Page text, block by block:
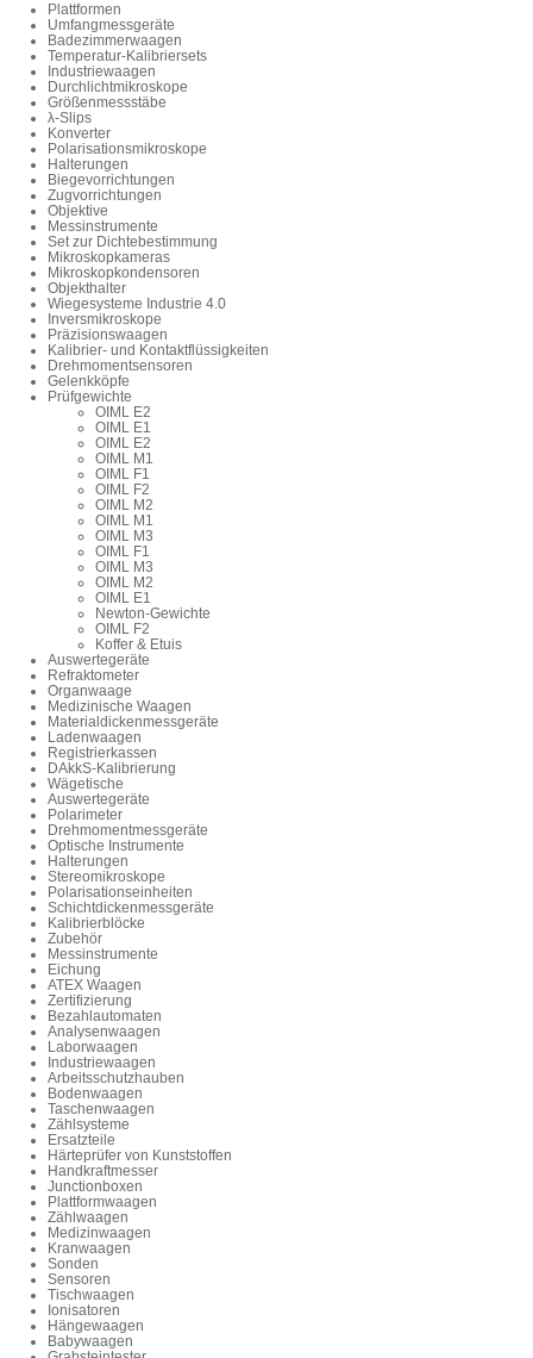
Plattformen
Umfangmessgeräte
Badezimmerwaagen
Temperatur-Kalibriersets
Industriewaagen
Durchlichtmikroskope
Größenmessstäbe
λ-Slips
Konverter
Polarisationsmikroskope
Halterungen
Biegevorrichtungen
Zugvorrichtungen
Objektive
Messinstrumente
Set zur Dichtebestimmung
Mikroskopkameras
Mikroskopkondensoren
Objekthalter
Wiegesysteme Industrie 4.0
Inversmikroskope
Präzisionswaagen
Kalibrier- und Kontaktflüssigkeiten
Drehmomentsensoren
Gelenkköpfe
Prüfgewichte
OIML E2
OIML E1
OIML E2
OIML M1
OIML F1
OIML F2
OIML M2
OIML M1
OIML M3
OIML F1
OIML M3
OIML M2
OIML E1
Newton-Gewichte
OIML F2
Koffer & Etuis
Auswertegeräte
Refraktometer
Organwaage
Medizinische Waagen
Materialdickenmessgeräte
Ladenwaagen
Registrierkassen
DAkkS-Kalibrierung
Wägetische
Auswertegeräte
Polarimeter
Drehmomentmessgeräte
Optische Instrumente
Halterungen
Stereomikroskope
Polarisationseinheiten
Schichtdickenmessgeräte
Kalibrierblöcke
Zubehör
Messinstrumente
Eichung
ATEX Waagen
Zertifizierung
Bezahlautomaten
Analysenwaagen
Laborwaagen
Industriewaagen
Arbeitsschutzhauben
Bodenwaagen
Taschenwaagen
Zählsysteme
Ersatzteile
Härteprüfer von Kunststoffen
Handkraftmesser
Junctionboxen
Plattformwaagen
Zählwaagen
Medizinwaagen
Kranwaagen
Sonden
Sensoren
Tischwaagen
Ionisatoren
Hängewaagen
Babywaagen